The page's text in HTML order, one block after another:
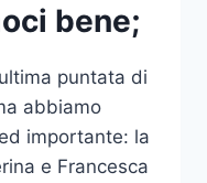
bene;
puntata di
abbiamo
importante: la
e Francesca